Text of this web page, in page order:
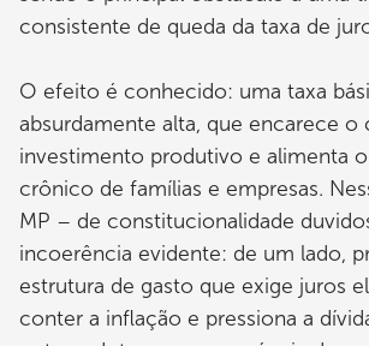
consistente de queda da taxa de
O efeito é conhecido: uma taxa
absurdamente alta, que encarece o
investimento produtivo e alimenta
crônico de famílias e empresas.
MP – de constitucionalidade
incoerência evidente: de um lado,
estrutura de gasto que exige juros
conter a inflação e pressiona a